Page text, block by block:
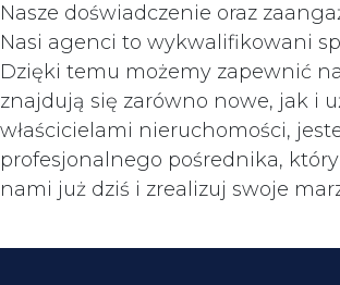
Nasze doświadczenie oraz
Nasi agenci to wykwalifikowani
Dzięki temu możemy zapewnić
znajdują się zarówno nowe, jak i
właścicielami nieruchomości,
profesjonalnego pośrednika,
nami już dziś i zrealizuj swoje